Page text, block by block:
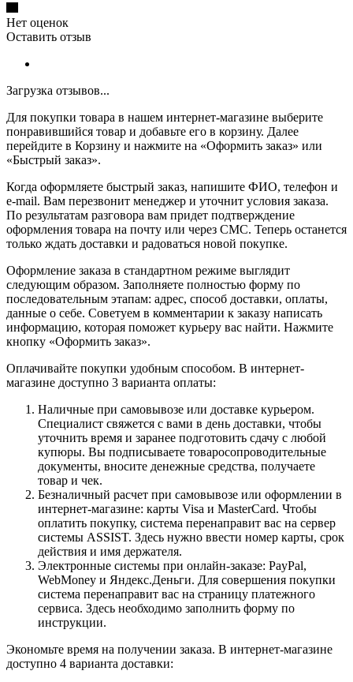
Нет оценок
Оставить отзыв
Загрузка отзывов...
Для покупки товара в нашем интернет-магазине выберите
понравившийся товар и добавьте его в корзину. Далее
перейдите в Корзину и нажмите на «Оформить заказ» или
«Быстрый заказ».
Когда оформляете быстрый заказ, напишите ФИО, телефон и
e-mail. Вам перезвонит менеджер и уточнит условия заказа.
По результатам разговора вам придет подтверждение
оформления товара на почту или через СМС. Теперь останется
только ждать доставки и радоваться новой покупке.
Оформление заказа в стандартном режиме выглядит
следующим образом. Заполняете полностью форму по
последовательным этапам: адрес, способ доставки, оплаты,
данные о себе. Советуем в комментарии к заказу написать
информацию, которая поможет курьеру вас найти. Нажмите
кнопку «Оформить заказ».
Оплачивайте покупки удобным способом. В интернет-
магазине доступно 3 варианта оплаты:
Наличные при самовывозе или доставке курьером.
Специалист свяжется с вами в день доставки, чтобы
уточнить время и заранее подготовить сдачу с любой
купюры. Вы подписываете товаросопроводительные
документы, вносите денежные средства, получаете
товар и чек.
Безналичный расчет при самовывозе или оформлении в
интернет-магазине: карты Visa и MasterCard. Чтобы
оплатить покупку, система перенаправит вас на сервер
системы ASSIST. Здесь нужно ввести номер карты, срок
действия и имя держателя.
Электронные системы при онлайн-заказе: PayPal,
WebMoney и Яндекс.Деньги. Для совершения покупки
система перенаправит вас на страницу платежного
сервиса. Здесь необходимо заполнить форму по
инструкции.
Экономьте время на получении заказа. В интернет-магазине
доступно 4 варианта доставки: